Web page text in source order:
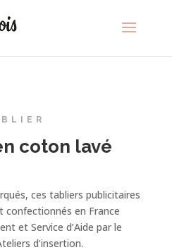
coton lavé
ces tabliers publicitaires
en France
et Service d’Aide par le
d’insertion.